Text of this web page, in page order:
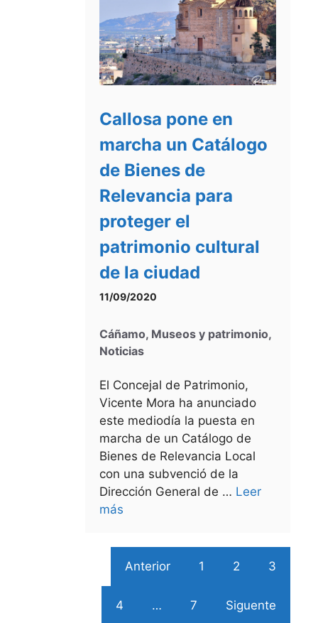
Callosa pone en
marcha un Catálogo
de Bienes de
Relevancia para
proteger el
patrimonio cultural
de la ciudad
11/09/2020
Cáñamo, Museos y patrimonio,
Noticias
El Concejal de Patrimonio,
Vicente Mora ha anunciado
este mediodía la puesta en
marcha de un Catálogo de
Bienes de Relevancia Local
con una subvenció de la
Dirección General de … Leer
más
Anterior 1 2 3
4 … 7 Siguente